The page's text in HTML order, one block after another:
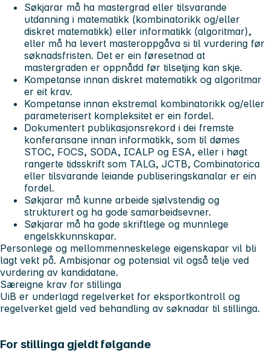
Søkjarar må ha mastergrad eller tilsvarande
utdanning i matematikk (kombinatorikk og/eller
diskret matematikk) eller informatikk (algoritmar),
eller må ha levert masteroppgåva si til vurdering før
søknadsfristen. Det er ein føresetnad at
mastergraden er oppnådd før tilsetjing kan skje.
Kompetanse innan diskret matematikk og algoritmar
er eit krav.
Kompetanse innan ekstremal kombinatorikk og/eller
parameterisert kompleksitet er ein fordel.
Dokumentert publikasjonsrekord i dei fremste
konferansane innan informatikk, som til dømes
STOC, FOCS, SODA, ICALP og ESA, eller i høgt
rangerte tidsskrift som TALG, JCTB, Combinatorica
eller tilsvarande leiande publiseringskanalar er ein
fordel.
Søkjarar må kunne arbeide sjølvstendig og
strukturert og ha gode samarbeidsevner.
Søkjarar må ha gode skriftlege og munnlege
engelskkunnskapar.
Personlege og mellommenneskelege eigenskapar vil bli
lagt vekt på. Ambisjonar og potensial vil også telje ved
vurdering av kandidatane.
Særeigne krav for stillinga
UiB er underlagd regelverket for eksportkontroll og
regelverket gjeld ved behandling av søknadar til stillinga.
For stillinga gjeldt følgande